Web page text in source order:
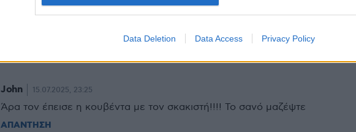
Data Deletion Data Access Privacy Policy
πού βάζουν το επόμενο συμβόλαιό τους σε πλειστηριασμό, ποιός δηλαδή
John 15.07.2025, 23:25
Άρα τον έπεισε η κουβέντα με τον σκακιστή!!!! Το σανό μαζέψτε
ΑΠΑΝΤΗΣΗ